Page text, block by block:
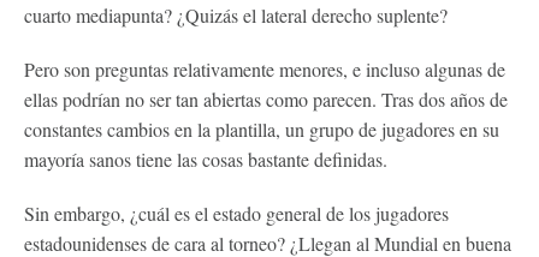
cuarto mediapunta? ¿Quizás el lateral derecho suplente?
Pero son preguntas relativamente menores, e incluso algunas de
ellas podrían no ser tan abiertas como parecen. Tras dos años de
constantes cambios en la plantilla, un grupo de jugadores en su
mayoría sanos tiene las cosas bastante definidas.
Sin embargo, ¿cuál es el estado general de los jugadores
estadounidenses de cara al torneo? ¿Llegan al Mundial en buena